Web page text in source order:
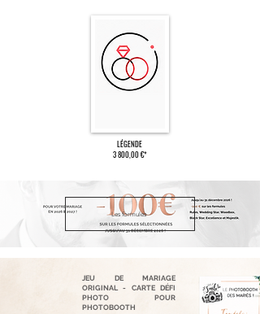
LÉGENDE
3 800,00 €*
Les formules
JEU DE MARIAGE
ORIGINAL - CARTE DÉFI
PHOTO POUR
PHOTOBOOTH